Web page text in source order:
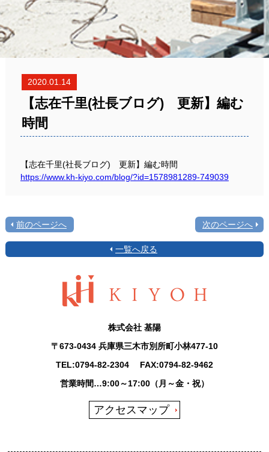
2020.01.14
【志在千里(社長ブログ) 更新】編む
時間
【志在千里(社長ブログ) 更新】編む時間
https://www.kh-kiyo.com/blog/?id=1578981289-749039
前のページへ 次のページへ
一覧へ戻る
株式会社 基陽
〒673-0434 兵庫県三木市別所町小林477-10
TEL:0794-82-2304FAX:0794-82-9462
営業時間…9:00～17:00（月～金・祝）
アクセスマップ